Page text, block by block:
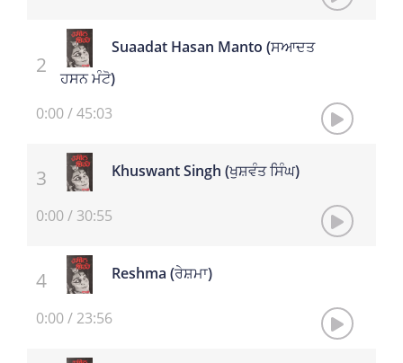
Suaadat Hasan Manto (ਸਆਦਤ
ਹਸਨ ਮੰਟੋ)
0:00/45:03
Khuswant Singh (ਖੁਸ਼ਵੰਤ ਸਿੰਘ)
0:00/ 30:55
Reshma (ਰੇਸ਼ਮਾ)
0:00/ 23:56